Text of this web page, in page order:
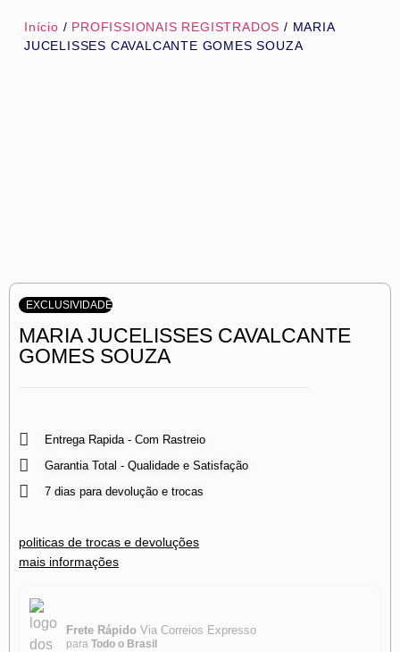
Início / PROFISSIONAIS REGISTRADOS / MARIA
JUCELISSES CAVALCANTE GOMES SOUZA
EXCLUSIVIDADE
MARIA JUCELISSES CAVALCANTE
GOMES SOUZA
Entrega Rapida - Com Rastreio
Garantia Total - Qualidade e Satisfação
7 dias para devolução e trocas
politicas de trocas e devoluções
mais informações
Frete Rápido Via Correios Expresso
para Todo o Brasil